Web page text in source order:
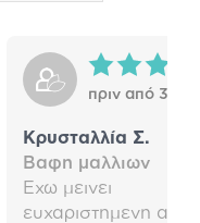
πριν από 3
Κρυσταλλία Σ.
Βαφη μαλλιων
Εχω μεινει
ευχαριστημενη απο